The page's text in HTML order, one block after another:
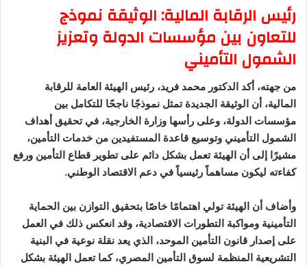
رئيس الرقابة المالية: الوثيقة نموذج
للتعاون بين مؤسسات الدولة وتعزيز
الشمول التأميني
من جهته، أكد الدكتور محمد فريد، رئيس الهيئة العامة للرقابة
المالية، أن الوثيقة الجديدة تمثل نموذجًا ناجحًا للتكامل بين
مؤسسات الدولة، وعلى رأسها وزارة الخارجية، في تحقيق أهداف
الشمول التأميني وتوسيع قاعدة المستفيدين من خدمات التأمين،
مشيرًا إلى أن الهيئة تعمل بشكل دائم على تطوير قطاع التأمين ورفع
كفاءته ليكون مساهماً رئيسياً في دعم الاقتصاد الوطني.
وأضاف أن الهيئة تولي اهتمامًا خاصًا بتحقيق التوازن بين الحماية
التأمينية ومواكبة التطورات الاقتصادية، وقد انعكس ذلك في العمل
على إصدار قانون التأمين الموحد، الذي يعد نقلة نوعية في البنية
التشريعية المنظمة لسوق التأمين المصري، كما تعمل الهيئة بشكل